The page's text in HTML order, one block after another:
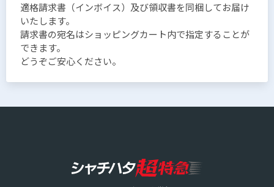
適格請求書（インボイス）及び領収書を同梱してお届け
いたします。
請求書の宛名はショッピングカート内で指定することが
できます。
どうぞご安心ください。